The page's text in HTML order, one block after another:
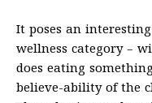
It poses an
wellness category –
does eating
believe-ability of the